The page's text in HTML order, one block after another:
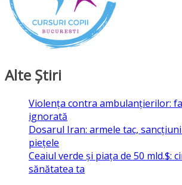
Alte Ştiri
Violența contra ambulanțierilor:
ignorată
Dosarul Iran: armele tac,
piețele
Ceaiul verde și piața de 50 mld.$:
sănătatea ta